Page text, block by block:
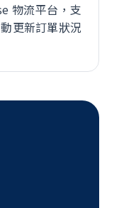
物流平台，支
更新訂單狀況